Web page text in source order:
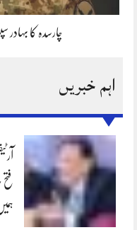
چارسدہ کا
اہم خبریں